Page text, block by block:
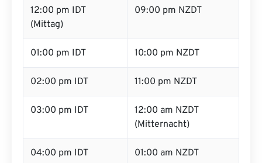
12:00 pm IDT
(Mittag)
09:00 pm NZDT
01:00 pm IDT 10:00 pm NZDT
02:00 pm IDT 11:00 pm NZDT
03:00 pm IDT
12:00 am NZDT
(Mitternacht)
04:00 pm IDT 01:00 am NZDT